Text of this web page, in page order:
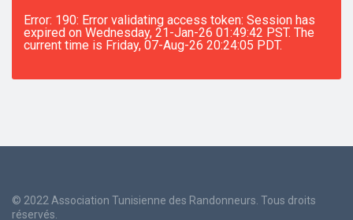
Error: 190: Error validating access token: Session has
expired on Wednesday, 21-Jan-26 01:49:42 PST. The
current time is Friday, 07-Aug-26 20:24:05 PDT.
© 2022 Association Tunisienne des Randonneurs. Tous droits
réservés.